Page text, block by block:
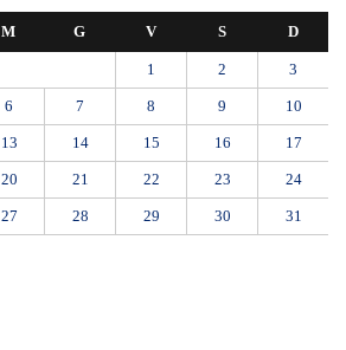
M G V S D
1 2 3
6 7 8 9 10
13 14 15 16 17
20 21 22 23 24
27 28 29 30 31